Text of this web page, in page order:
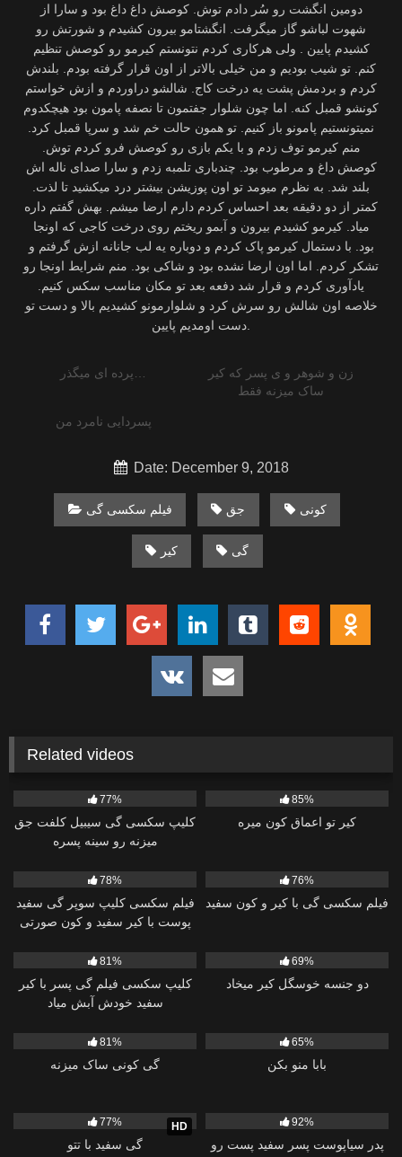
دومین انگشت رو سُر دادم توش. کوصش داغ داغ بود و سارا از
شهوت لباشو گاز میگرفت. انگشتامو بیرون کشیدم و شورتش رو
کشیدم پایین . ولی هرکاری کردم نتونستم کیرمو رو کوصش تنظیم
کنم. تو شیب بودیم و من خیلی بالاتر از اون قرار گرفته بودم. بلندش
کردم و بردمش پشت یه درخت کاج. شالشو دراوردم و ازش خواستم
کونشو قمبل کنه. اما چون شلوار جفتمون تا نصفه پامون بود هیچکدوم
نمیتونستیم پامونو باز کنیم. تو همون حالت خم شد و سرپا قمبل کرد.
منم کیرمو توف زدم و با یکم بازی رو کوصش فرو کردم توش.
کوصش داغ و مرطوب بود. چندباری تلمبه زدم و سارا صدای ناله اش
بلند شد. به نظرم میومد تو اون پوزیشن بیشتر درد میکشید تا لذت.
کمتر از دو دقیقه بعد احساس کردم دارم ارضا میشم. بهش گفتم داره
میاد. کیرمو کشیدم بیرون و آبمو ریختم روی درخت کاجی که اونجا
بود. با دستمال کیرمو پاک کردم و دوباره یه لب جانانه ازش گرفتم و
تشکر کردم. اما اون ارضا نشده بود و شاکی بود. منم شرایط اونجا رو
یادآوری کردم و قرار شد دفعه بعد تو مکان مناسب سکس کنیم.
خلاصه اون شالش رو سرش کرد و شلوارمونو کشیدیم بالا و دست تو
زن و شوهر و ی پسر که کیر
ساک میزنه فقط
پسردایی نامرد من
Date: December 9, 2018
فیلم سکسی گی جق کونی
کیر گی
Related videos
77%
کلیپ سکسی گی سیبیل کلفت جق
میزنه رو سینه پسره
85%
کیر تو اعماق کون میره
78%
فیلم سکسی کلیپ سوپر گی سفید
پوست با کیر سفید و کون صورتی
76%
فیلم سکسی گی با کیر و کون سفید
81%
کلیپ سکسی فیلم گی پسر با کیر
سفید خودش آبش میاد
69%
دو جنسه خوسگل کیر میخاد
81%
گی کونی ساک میزنه
65%
بابا منو بکن
HD
77%
گی سفید با تتو
92%
پدر سیاپوست پسر سفید پست رو